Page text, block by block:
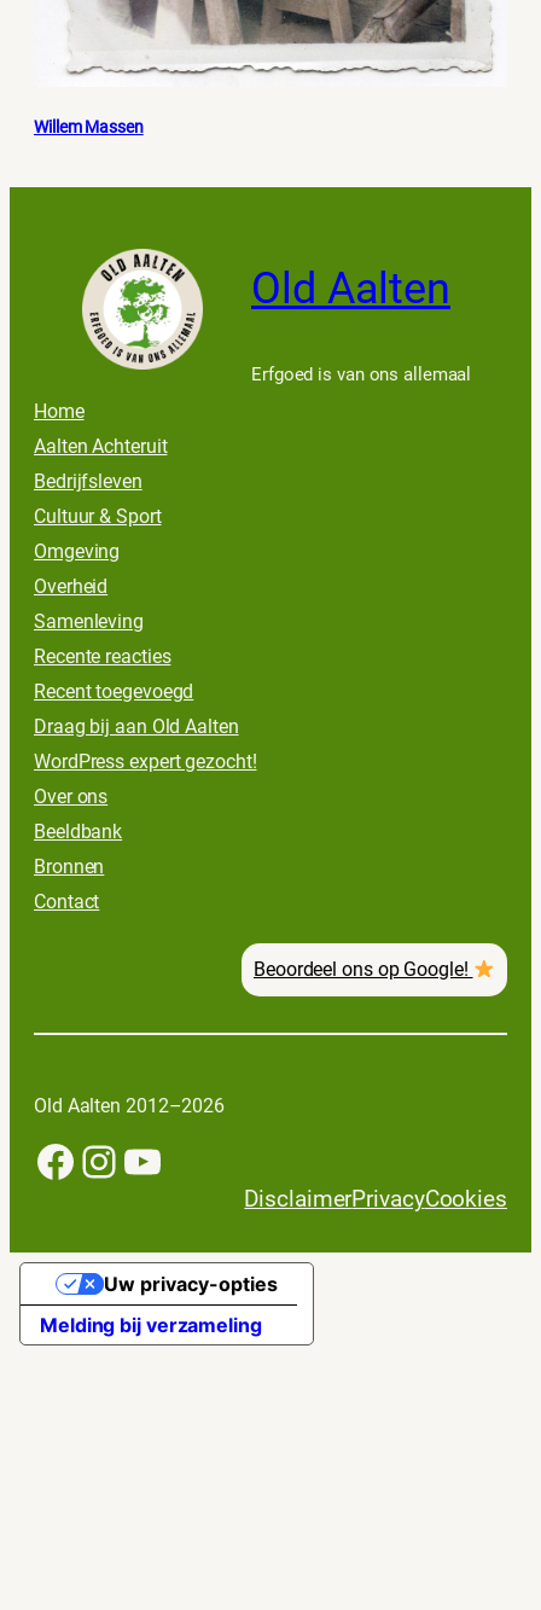
Willem Massen
Old Aalten
Erfgoed is van ons allemaal
Home
Aalten Achteruit
Bedrijfsleven
Cultuur & Sport
Omgeving
Overheid
Samenleving
Recente reacties
Recent toegevoegd
Draag bij aan Old Aalten
WordPress expert gezocht!
Over ons
Beeldbank
Bronnen
Contact
Beoordeel ons op Google!
Old Aalten 2012–2026
Facebook InstagramYouTube
DisclaimerPrivacyCookies
Melding bij verzameling
Uw privacy-opties